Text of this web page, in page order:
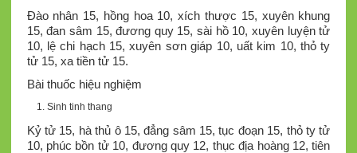
Đào nhân 15, hồng hoa 10, xích thược 15, xuyên khung
15, đan sâm 15, đương quy 15, sài hồ 10, xuyên luyện tử
10, lệ chi hạch 15, xuyên sơn giáp 10, uất kim 10, thỏ ty
tử 15, xa tiền tử 15.
Bài thuốc hiệu nghiệm
Sinh tinh thang
Kỷ tử 15, hà thủ ô 15, đẳng sâm 15, tục đoạn 15, thỏ ty tử
10, phúc bồn tử 10, đương quy 12, thục địa hoàng 12, tiên